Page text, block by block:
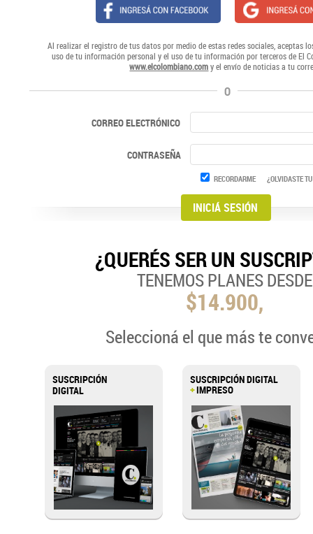
Al realizar el registro de tus datos por medio de estas redes sociales, aceptas
uso de tu información personal y el uso de tu información por terceros de El
www.elcolombiano.comy el envío de noticias a tu
O
CORREO ELECTRÓNICO
CONTRASEÑA
RECORDARME ¿OLVIDASTE TU
¿QUERÉS SER UN
TENEMOS PLANES DESDE
$14.900,
Seleccioná el que más te
SUSCRIPCIÓN
DIGITAL
SUSCRIPCIÓN DIGITAL
+IMPRESO